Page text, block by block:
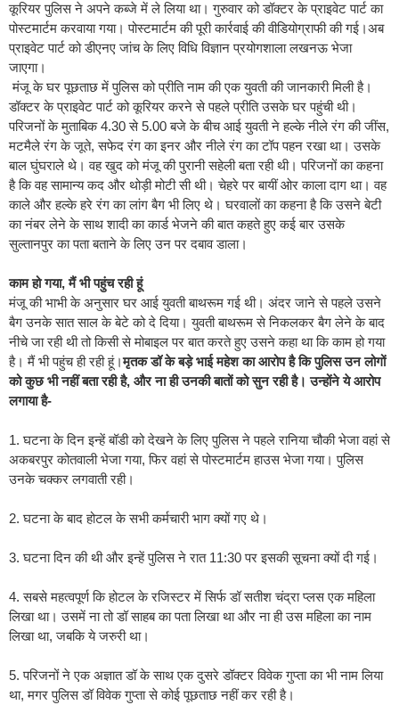
कूरियर पुलिस ने अपने कब्‍जे में ले लिया था। गुरुवार को डॉक्‍टर के प्राइवेट पार्ट का
पोस्‍टमार्टम करवाया गया। पोस्‍टमार्टम की पूरी कार्रवाई की वीडियोग्राफी की गई।अब
प्राइवेट पार्ट को डीएनए जांच के लिए विधि विज्ञान प्रयोगशाला लखनऊ भेजा
जाएगा।
मंजू के घर पूछताछ में पुलिस को प्रीति नाम की एक युवती की जानकारी मिली है।
डॉक्टर के प्राइवेट पार्ट को कूरियर करने से पहले प्रीति उसके घर पहुंची थी।
परिजनों के मुताबिक 4.30 से 5.00 बजे के बीच आई युवती ने हल्के नीले रंग की जींस,
मटमैले रंग के जूते, सफेद रंग का इनर और नीले रंग का टॉप पहन रखा था। उसके
बाल घुंघराले थे। वह खुद को मंजू की पुरानी सहेली बता रही थी। परिजनों का कहना
है कि वह सामान्य कद और थोड़ी मोटी सी थी। चेहरे पर बायीं ओर काला दाग था। वह
काले और हल्के हरे रंग का लांग बैग भी लिए थे। घरवालों का कहना है कि उसने बेटी
का नंबर लेने के साथ शादी का कार्ड भेजने की बात कहते हुए कई बार उसके
सुल्तानपुर का पता बताने के लिए उन पर दबाव डाला।
काम हो गया, मैं भी पहुंच रही हूं
मंजू की भाभी के अनुसार घर आई युवती बाथरूम गई थी। अंदर जाने से पहले उसने
बैग उनके सात साल के बेटे को दे दिया। युवती बाथरूम से निकलकर बैग लेने के बाद
नीचे जा रही थी तो किसी से मोबाइल पर बात करते हुए उसने कहा था कि काम हो गया
है। मैं भी पहुंच ही रही हूं।मृतक डॉ के बड़े भाई महेश का आरोप है कि पुलिस उन लोगों
को कुछ भी नहीं बता रही है, और ना ही उनकी बातों को सुन रही है। उन्होंने ये आरोप
लगाया है-
1. घटना के दिन इन्हें बॉडी को देखने के लिए पुलिस ने पहले रानिया चौकी भेजा वहां से
अकबरपुर कोतवाली भेजा गया, फिर वहां से पोस्टमार्टम हाउस भेजा गया। पुलिस
उनके चक्कर लगवाती रही।
2. घटना के बाद होटल के सभी कर्मचारी भाग क्यों गए थे।
3. घटना दिन की थी और इन्हें पुलिस ने रात 11:30 पर इसकी सूचना क्यों दी गई।
4. सबसे महत्वपूर्ण कि होटल के रजिस्टर में सिर्फ डॉ सतीश चंद्रा प्लस एक महिला
लिखा था। उसमें ना तो डॉ साहब का पता लिखा था और ना ही उस महिला का नाम
लिखा था, जबकि ये जरुरी था।
5. परिजनों ने एक अज्ञात डॉ के साथ एक दुसरे डॉक्टर विवेक गुप्ता का भी नाम लिया
था, मगर पुलिस डॉ विवेक गुप्ता से कोई पूछताछ नहीं कर रही है।